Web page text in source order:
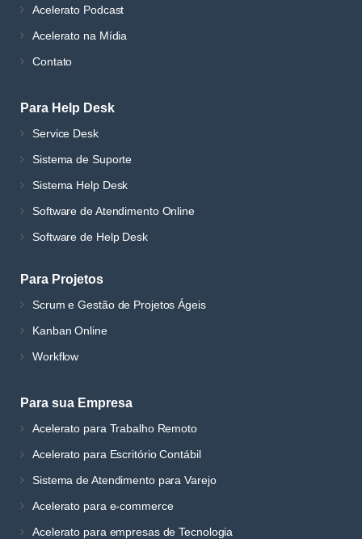
Acelerato Podcast
Acelerato na Mídia
Contato
Para Help Desk
Service Desk
Sistema de Suporte
Sistema Help Desk
Software de Atendimento Online
Software de Help Desk
Para Projetos
Scrum e Gestão de Projetos Ágeis
Kanban Online
Workflow
Para sua Empresa
Acelerato para Trabalho Remoto
Acelerato para Escritório Contábil
Sistema de Atendimento para Varejo
Acelerato para e-commerce
Acelerato para empresas de Tecnologia